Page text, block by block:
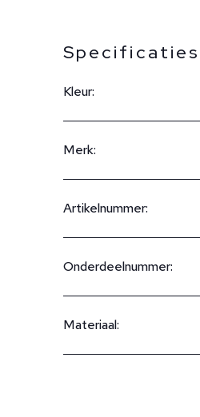
Specificaties
Kleur:
Merk:
Artikelnummer:
Onderdeelnummer:
Materiaal: